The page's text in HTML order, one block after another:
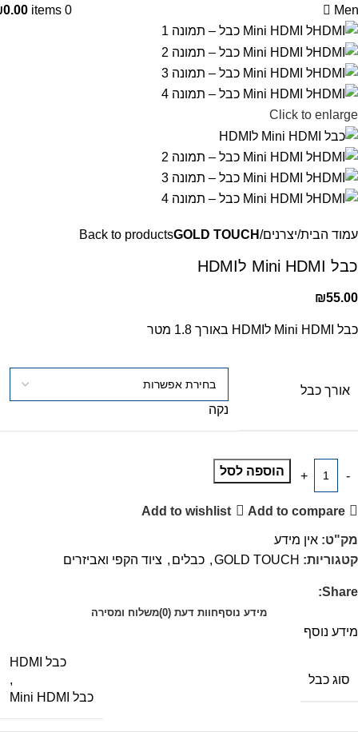
0
items
0.00
Click to enlarge
עמוד הבית יצרנים GOLD TOUCH
Back to products
כבל Mini HDMI לHDMI
₪55.00
כבל Mini HDMI לHDMI באורך 1.8 מטר
אורך כבל
נקה
הוספה לסל
Add to compare
Add to wishlist
מק"ט: אין מידע
קטגוריות: GOLD TOUCH
, כבלים , ציוד הקפי ואביזרים
Share:
מידע נוסףחוות דעת (0) משלוח ומסירה
מידע נוסף
סוג כבל
כבל HDMI
,
כבל Mini HDMI